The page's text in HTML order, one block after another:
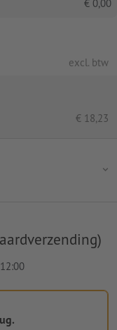
€ 0,00
excl. btw
€ 18,23